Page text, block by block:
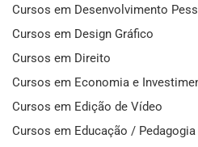
Cursos em Desenvolvimento
Cursos em Design Gráfico
Cursos em Direito
Cursos em Economia e
Cursos em Edição de Vídeo
Cursos em Educação / Pedagogia